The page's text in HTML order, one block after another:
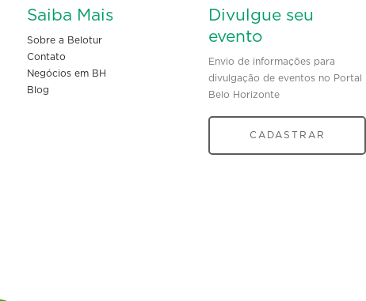
Saiba Mais
Sobre a Belotur
Contato
Negócios em BH
Blog
Divulgue seu
evento
Envio de informações para
divulgação de eventos no Portal
Belo Horizonte
CADASTRAR